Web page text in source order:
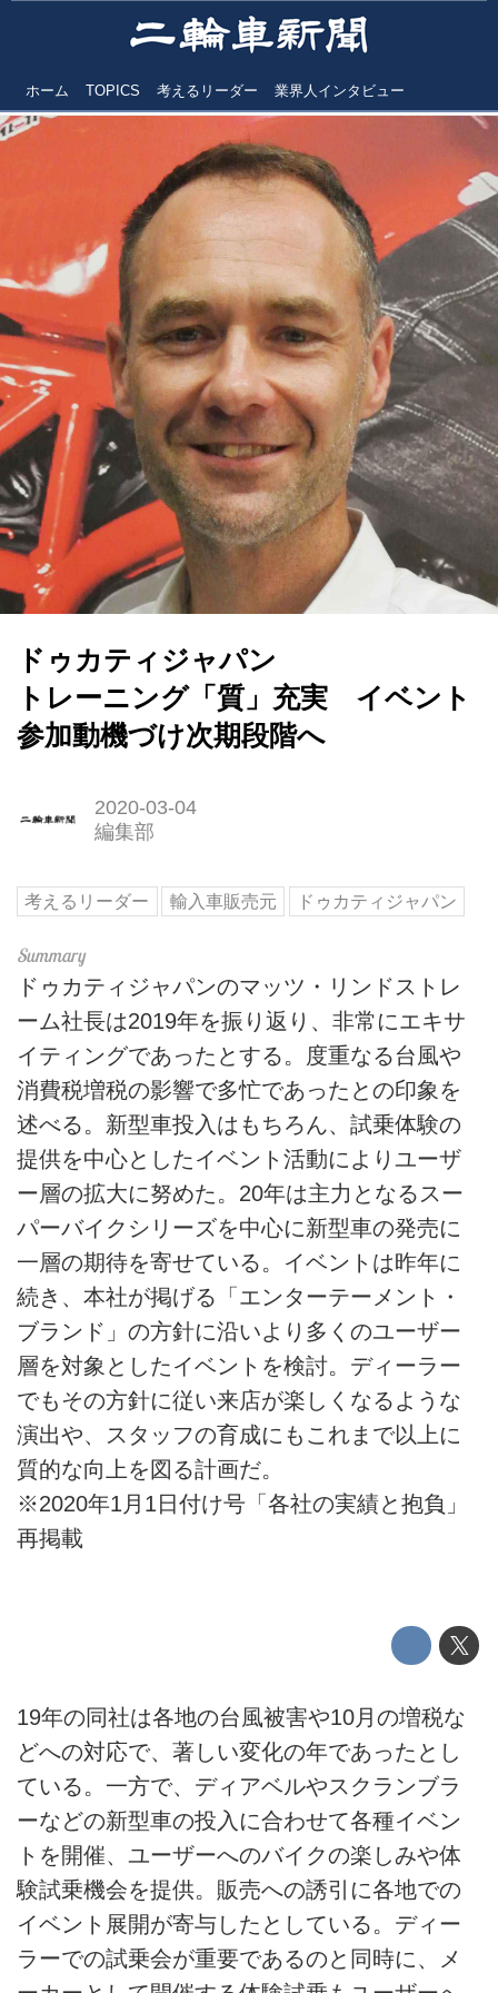
ホーム TOPICS 考えるリーダー 業界人インタビュー
ドゥカティジャパン
トレーニング「質」充実 イベント
参加動機づけ次期段階へ
2020-03-04
編集部
考えるリーダー 輸入車販売元 ドゥカティジャパン
ドゥカティジャパンのマッツ・リンドストレ
ーム社長は2019年を振り返り、非常にエキサ
イティングであったとする。度重なる台風や
消費税増税の影響で多忙であったとの印象を
述べる。新型車投入はもちろん、試乗体験の
提供を中心としたイベント活動によりユーザ
ー層の拡大に努めた。20年は主力となるスー
パーバイクシリーズを中心に新型車の発売に
一層の期待を寄せている。イベントは昨年に
続き、本社が掲げる「エンターテーメント・
ブランド」の方針に沿いより多くのユーザー
層を対象としたイベントを検討。ディーラー
でもその方針に従い来店が楽しくなるような
演出や、スタッフの育成にもこれまで以上に
質的な向上を図る計画だ。
※2020年1月1日付け号「各社の実績と抱負」
再掲載
19年の同社は各地の台風被害や10月の増税な
どへの対応で、著しい変化の年であったとし
ている。一方で、ディアベルやスクランブラ
ーなどの新型車の投入に合わせて各種イベン
トを開催、ユーザーへのバイクの楽しみや体
験試乗機会を提供。販売への誘引に各地での
イベント展開が寄与したとしている。ディー
ラーでの試乗会が重要であるのと同時に、メ